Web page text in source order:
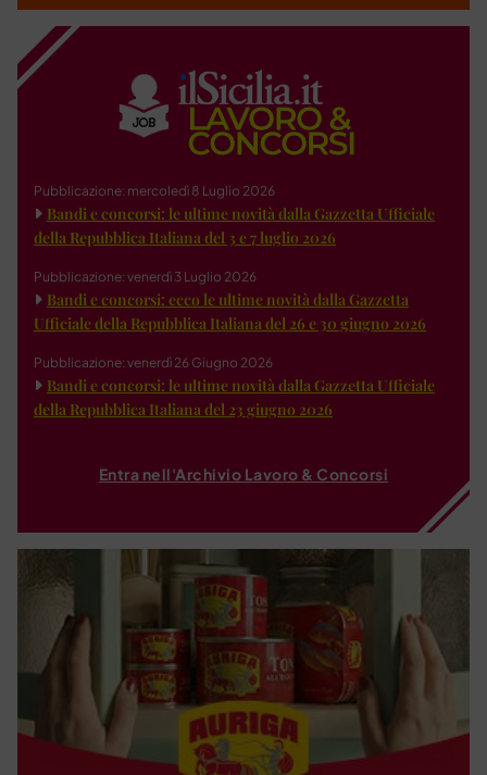
Pubblicazione: mercoledì 8 Luglio 2026
Bandi e concorsi: le ultime novità dalla Gazzetta Ufficiale
della Repubblica Italiana del 3 e 7 luglio 2026
Pubblicazione: venerdì 3 Luglio 2026
Bandi e concorsi: ecco le ultime novità dalla Gazzetta
Ufficiale della Repubblica Italiana del 26 e 30 giugno 2026
Pubblicazione: venerdì 26 Giugno 2026
Bandi e concorsi: le ultime novità dalla Gazzetta Ufficiale
della Repubblica Italiana del 23 giugno 2026
Entra nell'Archivio Lavoro & Concorsi